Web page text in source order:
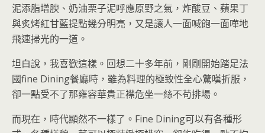
泥添脂增腴、奶油栗子泥呼應原野之氣，炸酸豆、蘋果丁
與炙烤紅甘藍提點幾分明亮，又是讓人一面喊飽一面嘩地
飛速掃光的一道。
坦白說，我喜歡這樣。回想二十多年前，剛剛開始踏足法
國fine Dining餐廳時，雖為料理的極致性全心驚嘆折服，
卻一點受不了那雍容華貴正襟危坐一絲不苟排場。
而現在，時代顯然不一樣了。Fine Dining可以有各種形